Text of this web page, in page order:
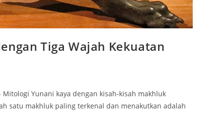
Tiga Wajah Kekuatan
Yunani kaya dengan kisah-kisah makhluk
satu makhluk paling terkenal dan menakutkan adalah